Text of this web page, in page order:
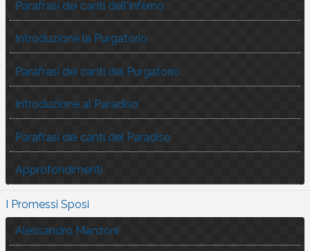
Parafrasi dei canti dell’Inferno
Introduzione la Purgatorio
Parafrasi dei canti del Purgatorio
Introduzione al Paradiso
Parafrasi dei canti del Paradiso
Approfondimenti
I Promessi Sposi
Alessandro Manzoni